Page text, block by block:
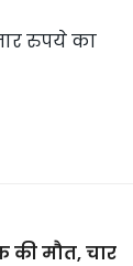
रुपये का
की मौत, चार